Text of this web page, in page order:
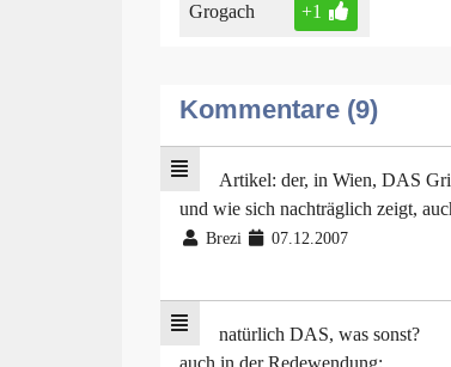
Grogach +1
Kommentare (9)
Artikel: der, in Wien, DAS
und wie sich nachträglich zeigt,
Brezi 07.12.2007
natürlich DAS, was sonst?